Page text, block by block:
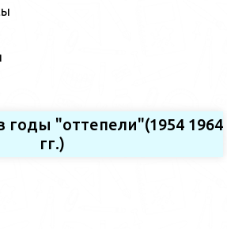
годы "оттепели"(1954 1964
гг.)